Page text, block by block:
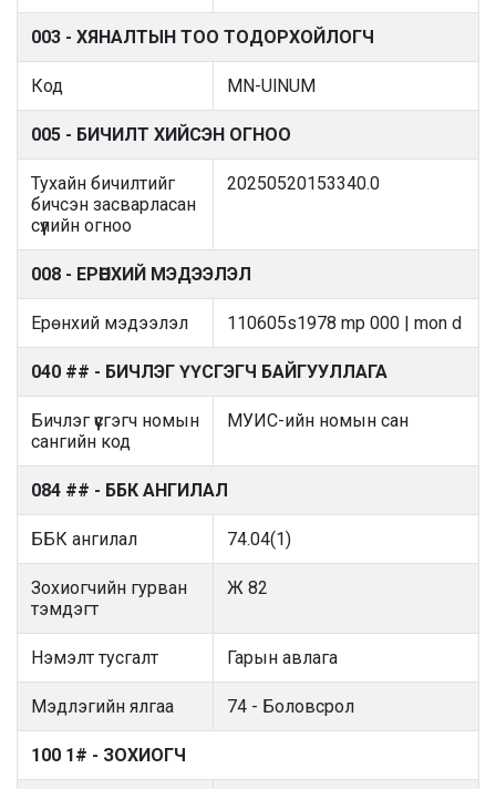
003 - ХЯНАЛТЫН ТОО ТОДОРХОЙЛОГЧ
Код MN-UlNUM
005 - БИЧИЛТ ХИЙСЭН ОГНОО
Тухайн бичилтийг
бичсэн засварласан
сүүлийн огноо
20250520153340.0
008 - ЕРӨНХИЙ МЭДЭЭЛЭЛ
Ерөнхий мэдээлэл 110605s1978 mp 000 | mon d
040 ## - БИЧЛЭГ ҮҮСГЭГЧ БАЙГУУЛЛАГА
Бичлэг үүсгэгч номын
сангийн код
МУИС-ийн номын сан
084 ## - ББК АНГИЛАЛ
ББК ангилал 74.04(1)
Зохиогчийн гурван
тэмдэгт
Ж 82
Нэмэлт тусгалт Гарын авлага
Мэдлэгийн ялгаа 74 - Боловсрол
100 1# - ЗОХИОГЧ